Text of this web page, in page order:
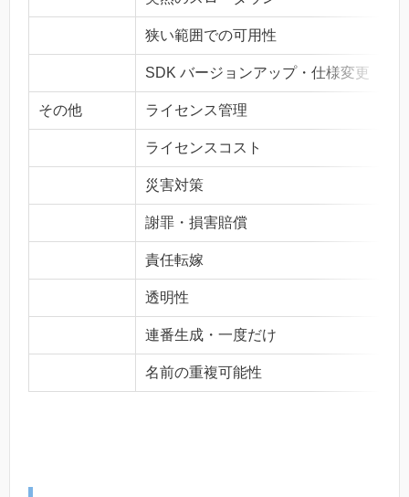
狭い範囲での可用性
SDK バージョンアップ・仕様変更
その他 ライセンス管理
ライセンスコスト
災害対策
謝罪・損害賠償
責任転嫁
透明性
連番生成・一度だけ
名前の重複可能性